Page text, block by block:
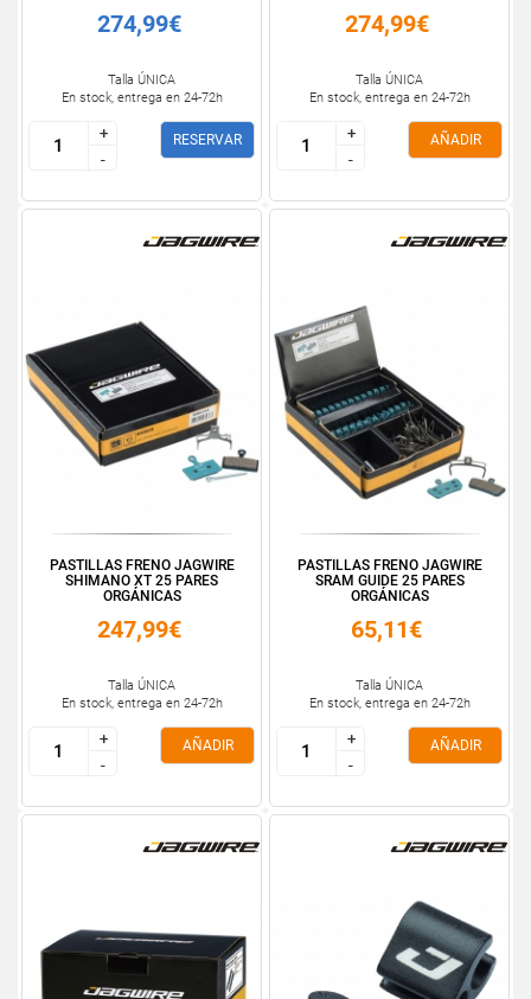
274,99€
Talla ÚNICA
En stock, entrega en 24-72h
+
-
+
-
RESERVAR
274,99€
Talla ÚNICA
En stock, entrega en 24-72h
+
-
+
-
AÑADIR
PASTILLAS FRENO JAGWIRE
SHIMANO XT 25 PARES
ORGÁNICAS
247,99€
Talla ÚNICA
En stock, entrega en 24-72h
+
-
+
-
AÑADIR
PASTILLAS FRENO JAGWIRE
SRAM GUIDE 25 PARES
ORGÁNICAS
65,11€
Talla ÚNICA
En stock, entrega en 24-72h
+
-
+
-
AÑADIR